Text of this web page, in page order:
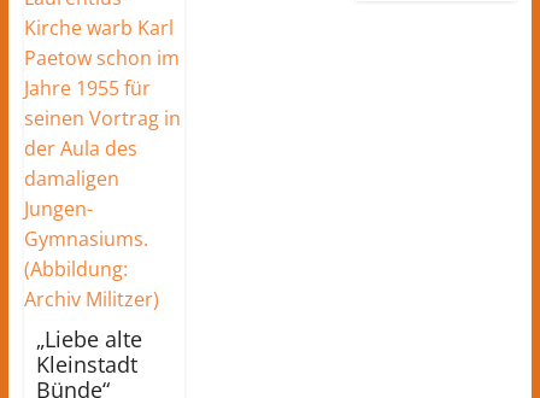
„Liebe alte
Kleinstadt
Bünde“